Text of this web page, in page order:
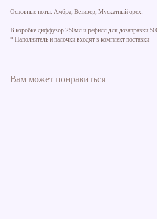
Основные ноты: Амбра, Ветивер, Мускатный орех.
В коробке диффузор 250мл и рефилл для дозаправки
* Наполнитель и палочки входят в комплект поставки
Вам может понравиться